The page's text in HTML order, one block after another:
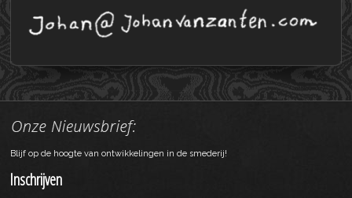
Blijf op de hoogte van ontwikkelingen in de smederij!
Inschrijven